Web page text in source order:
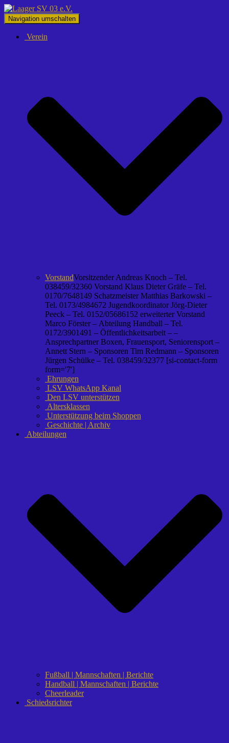
Navigation umschalten
Verein
VorstandVorsitzender Andreas Knoch – Tel.
038459/32360 Vorstand Klaus Dieter Gräfe – Tel.
0170/7648149 Schatzmeister Matthias Barkowski –
Tel. 0173/4984672 Jugendkoordinator Jörg-Dieter
Peeck – Tel. 0152/05686152 erweiterter Vorstand
Marco Förster – Abteilung Handball – Tel.
0172/3901491 – Öffentlichkeitsarbeit – –
Ansprechpartner Boxen, Frauensport, Seniorensport –
Annett Stern – Sponsoren Tim Redmann – Sponsoren
Jürgen Schülke – Tel. 038459/32377 [si-contact-form
form='7']
Ehrungen
LSV WhatsApp Kanal
Den LSV unterstützen
Altersklassen
Unterstützung beim Shoppen
Geschichte | Archiv
Abteilungen
Fußball | Mannschaften | Berichte
Handball | Mannschaften | Berichte
Cheerleader
Schiedsrichter